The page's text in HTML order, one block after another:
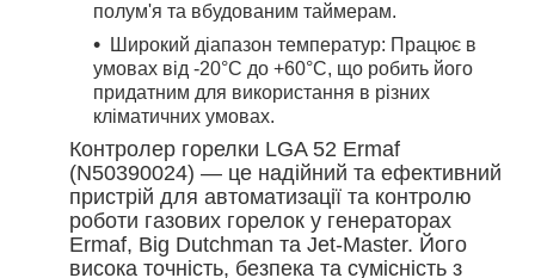
полум'я та вбудованим таймерам.
Широкий діапазон температур: Працює в
умовах від -20°C до +60°C, що робить його
придатним для використання в різних
кліматичних умовах.
Контролер горелки LGA 52 Ermaf
(N50390024) — це надійний та ефективний
пристрій для автоматизації та контролю
роботи газових горелок у генераторах
Ermaf, Big Dutchman та Jet-Master. Його
висока точність, безпека та сумісність з